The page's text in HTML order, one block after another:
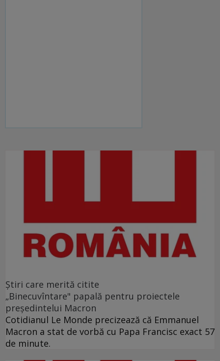
Ştiri care merită citite
„Binecuvîntare" papală pentru proiectele
preşedintelui Macron
Cotidianul Le Monde precizează că Emmanuel
Macron a stat de vorbă cu Papa Francisc exact 57
de minute.